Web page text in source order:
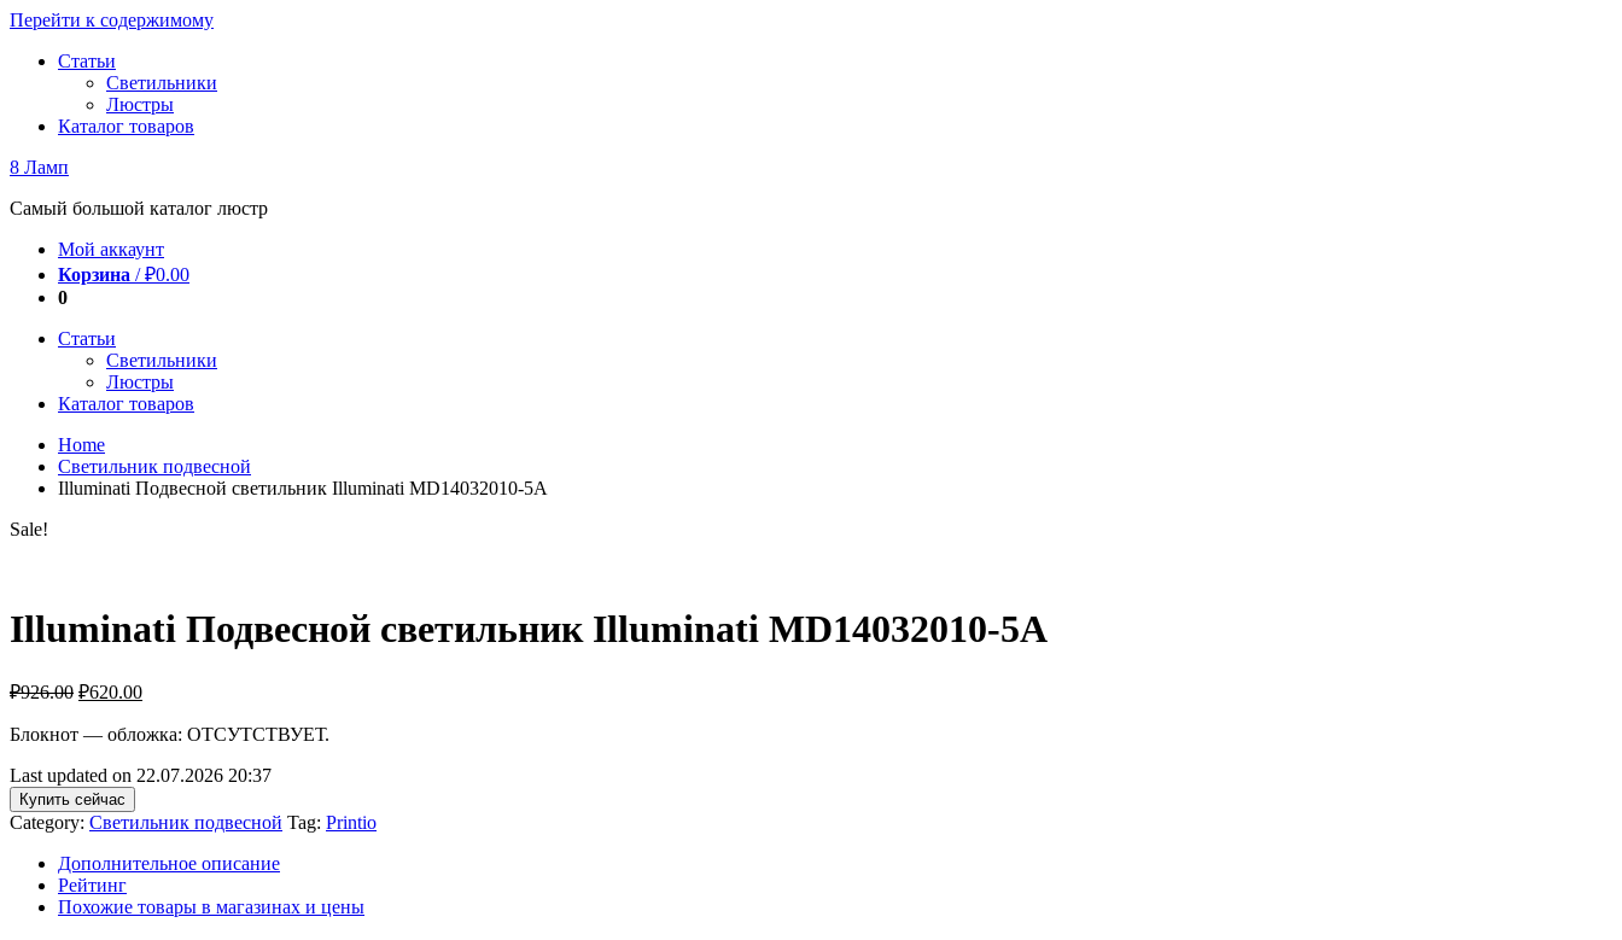
Перейти к содержимому
Статьи
Светильники
Люстры
Каталог товаров
8 Ламп
Самый большой каталог люстр
Мой аккаунт
Корзина /₽0.00
0
Статьи
Светильники
Люстры
Каталог товаров
Home
Светильник подвесной
Illuminati Подвесной светильник Illuminati MD14032010-5A
Sale!
Illuminati Подвесной светильник Illuminati MD14032010-5A
₽926.00 ₽620.00
Блокнот — обложка: ОТСУТСТВУЕТ.
Last updated on 22.07.2026 20:37
Купить сейчас
Category: Светильник подвесной Tag: Printio
Дополнительное описание
Рейтинг
Похожие товары в магазинах и цены